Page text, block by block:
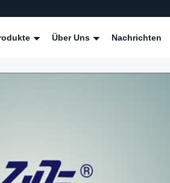
Über Uns Nachrichten